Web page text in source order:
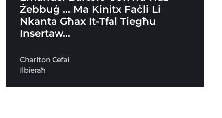
Żebbuġ … Ma Kinitx Faċli Li
Nkanta Għax It-Tfal Tiegħu
Insertaw…
Charlton Cefai
Ilbieraħ